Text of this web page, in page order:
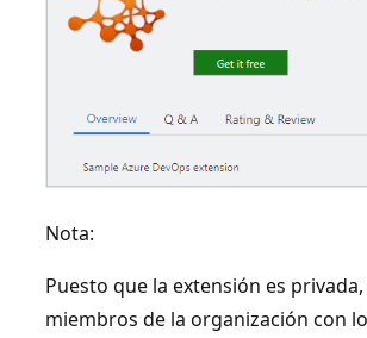
Nota:
Puesto que la extensión es
miembros de la organización con